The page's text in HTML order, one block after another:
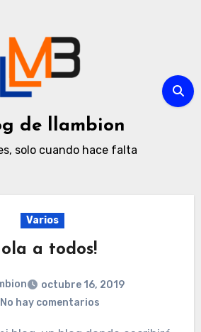
de llambion
solo cuando hace falta
Varios
a todos!
octubre 16, 2019
No hay comentarios